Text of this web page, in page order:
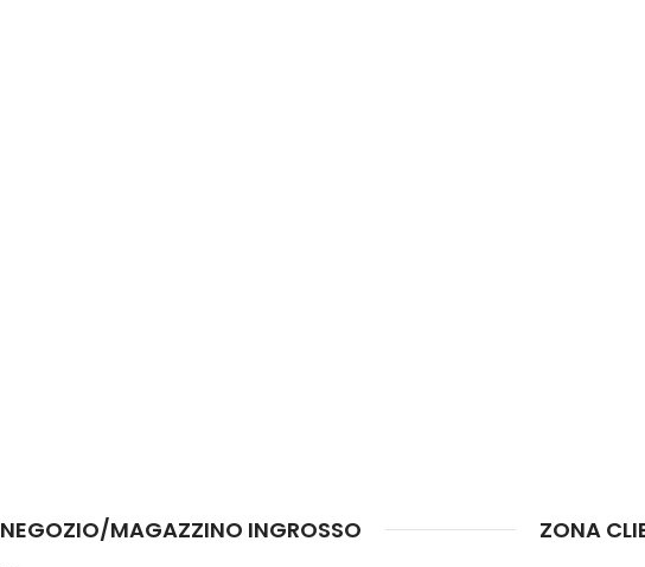
NEGOZIO/MAGAZZINO INGROSSO ZONA